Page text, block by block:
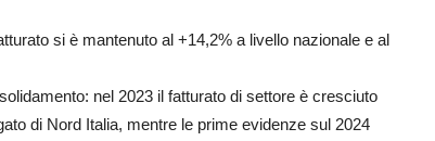
si è mantenuto al +14,2% a livello nazionale e al
nel 2023 il fatturato di settore è cresciuto
di Nord Italia, mentre le prime evidenze sul 2024